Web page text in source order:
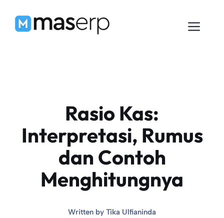
Rasio Kas:
Interpretasi, Rumus
dan Contoh
Menghitungnya
Written by Tika Ulfianinda